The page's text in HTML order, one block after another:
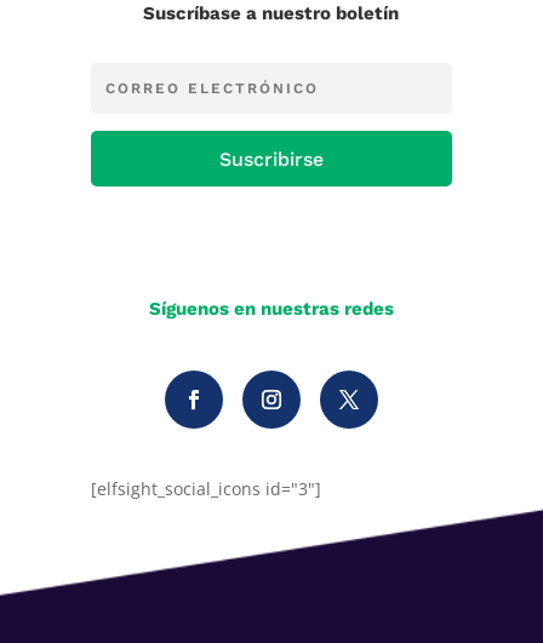
Suscríbase a nuestro boletín
Suscribirse
Síguenos en nuestras redes
[elfsight_social_icons id="3"]